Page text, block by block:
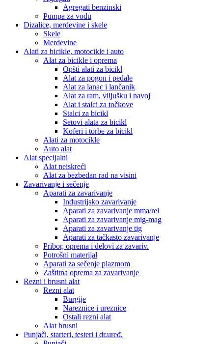
Agregati benzinski
Pumpa za vodu
Dizalice, merdevine i skele
Skele
Merdevine
Alati za bicikle, motocikle i auto
Alat za bicikle i oprema
Opšti alati za bicikl
Alat za pogon i pedale
Alat za lanac i lančanik
Alat za ram, viljušku i navoj
Alat i stalci za točkove
Stalci za bicikl
Setovi alata za bicikl
Koferi i torbe za bicikl
Alati za motocikle
Auto alat
Alat specijalni
Alat neiskreći
Alat za bezbedan rad na visini
Zavarivanje i sečenje
Aparati za zavarivanje
Industrijsko zavarivanje
Aparati za zavarivanje mma/rel
Aparati za zavarivanje mig-mag
Aparati za zavarivanje tig
Aparati za tačkasto zavarivanje
Pribor, oprema i delovi za zavariv.
Potrošni materijal
Aparati za sečenje plazmom
Zaštitna oprema za zavarivanje
Rezni i brusni alat
Rezni alat
Burgije
Nareznice i ureznice
Ostali rezni alat
Alat brusni
Punjači, starteri, testeri i dr.uređ.